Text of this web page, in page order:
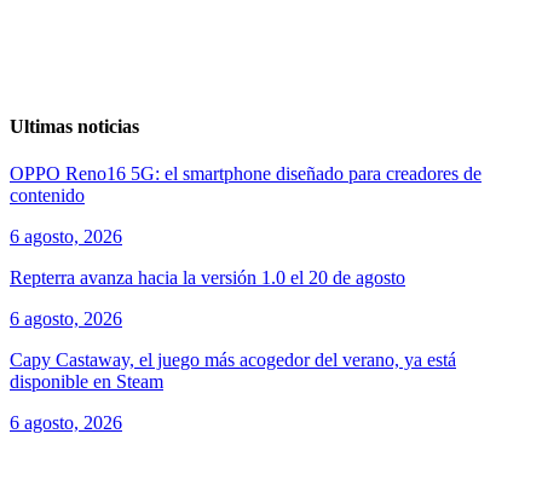
Ultimas noticias
OPPO Reno16 5G: el smartphone diseñado para creadores de
contenido
6 agosto, 2026
Repterra avanza hacia la versión 1.0 el 20 de agosto
6 agosto, 2026
Capy Castaway, el juego más acogedor del verano, ya está
disponible en Steam
6 agosto, 2026